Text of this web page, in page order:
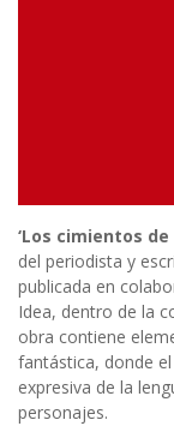
‘Los cimientos de
del periodista y
publicada en
Idea, dentro de la
obra contiene
fantástica, donde
expresiva de la
personajes.